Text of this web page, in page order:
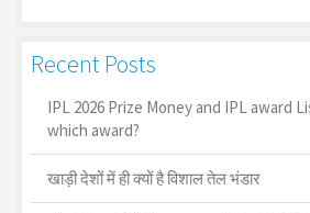
Recent Posts
IPL 2026 Prize Money and IPL award
which award?
खाड़ी देशों में ही क्यों है व‍िशाल तेल भंडार